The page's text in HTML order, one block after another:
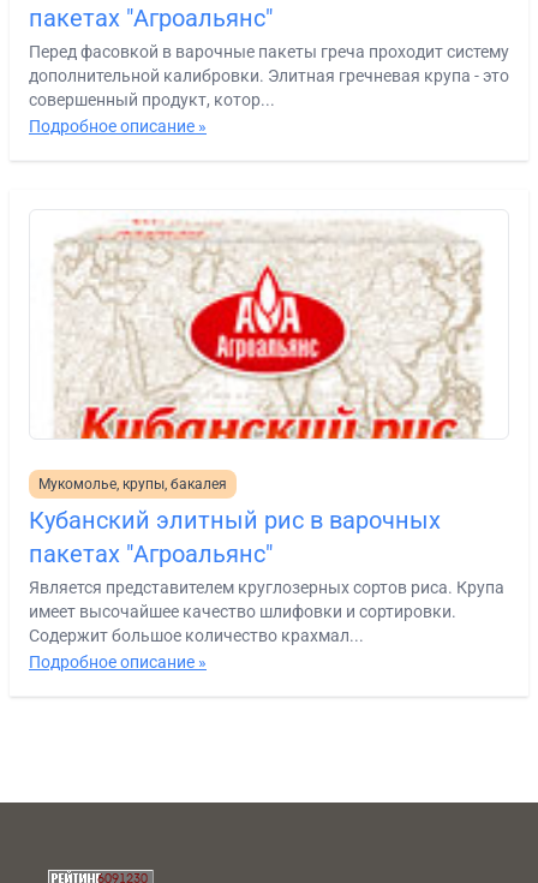
пакетах "Агроальянс"
Перед фасовкой в варочные пакеты греча проходит систему
дополнительной калибровки. Элитная гречневая крупа - это
совершенный продукт, котор...
Подробное описание »
Мукомолье, крупы, бакалея
Кубанский элитный рис в варочных
пакетах "Агроальянс"
Является представителем круглозерных сортов риса. Крупа
имеет высочайшее качество шлифовки и сортировки.
Содержит большое количество крахмал...
Подробное описание »